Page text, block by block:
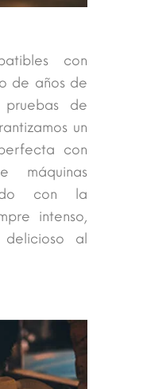
con
de años de
pruebas de
un
con
máquinas
con la
intenso,
al